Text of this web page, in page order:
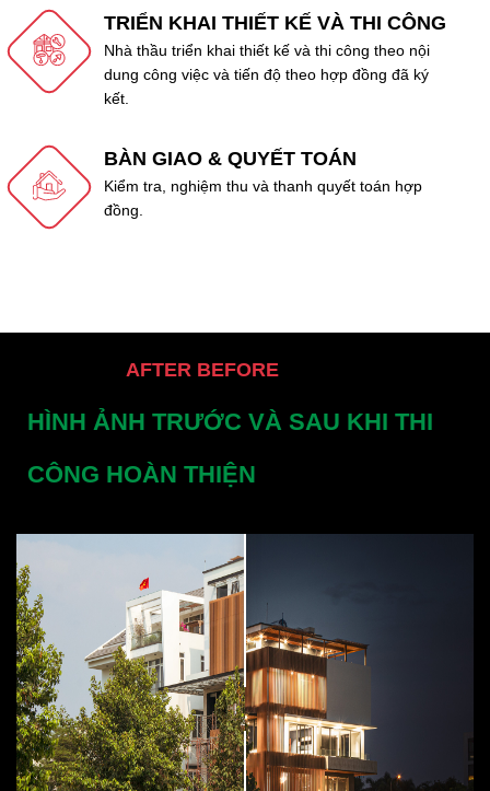
TRIỂN KHAI THIẾT KẾ VÀ THI CÔNG
Nhà thầu triển khai thiết kế và thi công theo nội
dung công việc và tiến độ theo hợp đồng đã ký
kết.
BÀN GIAO & QUYẾT TOÁN
Kiểm tra, nghiệm thu và thanh quyết toán hợp
đồng.
AFTER BEFORE
HÌNH ẢNH TRƯỚC VÀ SAU KHI THI
CÔNG HOÀN THIỆN